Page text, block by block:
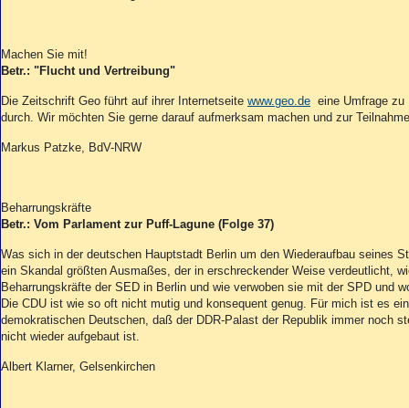
Machen Sie mit!
Betr.: "Flucht und Vertreibung"
Die Zeitschrift Geo führt auf ihrer Internetseite www.geo.de eine Umfrage zu
durch. Wir möchten Sie gerne darauf aufmerksam machen und zur
Markus Patzke, BdV-NRW
Beharrungskräfte
Betr.: Vom Parlament zur Puff-Lagune (Folge 37)
Was sich in der deutschen Hauptstadt Berlin um den Wiederaufbau seines
ein Skandal größten Ausmaßes, der in erschreckender Weise verdeutlicht,
Beharrungskräfte der SED in Berlin und wie verwoben sie mit der SPD und
Die CDU ist wie so oft nicht mutig und konsequent genug. Für mich ist es
demokratischen Deutschen, daß der DDR-Palast der Republik immer noch
nicht wieder aufgebaut ist.
Albert Klarner, Gelsenkirchen